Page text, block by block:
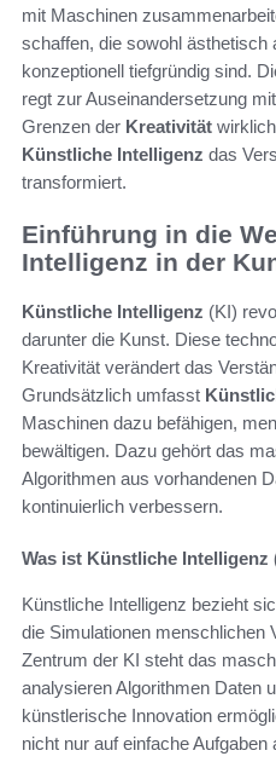
mit Maschinen
schaffen, die sowohl ästhetisch
konzeptionell tiefgründig sind.
regt zur Auseinandersetzung
Grenzen der Kreativität
Künstliche Intelligenz das
transformiert.
Einführung in die
Intelligenz in der
Künstliche Intelligenz (KI)
darunter die Kunst. Diese
Kreativität verändert das
Grundsätzlich umfasst
Maschinen dazu befähigen,
bewältigen. Dazu gehört das
Algorithmen aus vorhandenen
kontinuierlich verbessern.
Was ist Künstliche Intelligenz
Künstliche Intelligenz bezieht
die Simulationen menschlichen
Zentrum der KI steht das
analysieren Algorithmen Daten
künstlerische Innovation
nicht nur auf einfache